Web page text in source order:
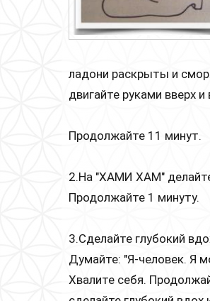
ладони раскрыты и
двигайте руками
Продолжайте 11 минут.
2.На "ХАМИ ХАМ"
Продолжайте 1 минуту.
3.Сделайте глубокий
Думайте: "Я-человек. Я
Хвалите себя.